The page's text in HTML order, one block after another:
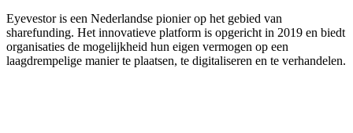
Eyevestor is een Nederlandse pionier op het gebied van
sharefunding. Het innovatieve platform is opgericht in 2019 en biedt
organisaties de mogelijkheid hun eigen vermogen op een
laagdrempelige manier te plaatsen, te digitaliseren en te verhandelen.